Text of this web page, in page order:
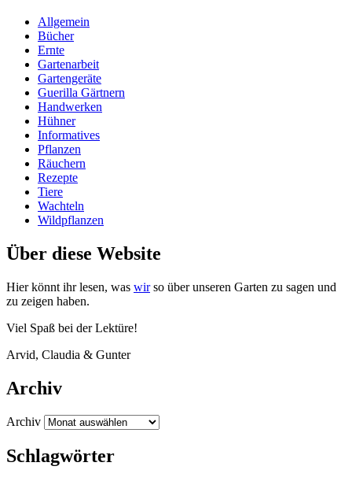
Allgemein
Bücher
Ernte
Gartenarbeit
Gartengeräte
Guerilla Gärtnern
Handwerken
Hühner
Informatives
Pflanzen
Räuchern
Rezepte
Tiere
Wachteln
Wildpflanzen
Über diese Website
Hier könnt ihr lesen, was wirso über unse­ren Gar­ten zu sagen und
zu zei­gen haben.
Viel Spaß bei der Lektüre!
Arvid, Clau­dia & Gunter
Archiv
Archiv
Schlagwörter